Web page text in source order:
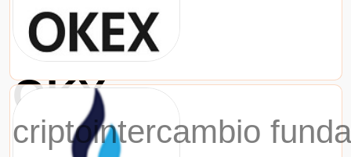
OKX
criptointercambio